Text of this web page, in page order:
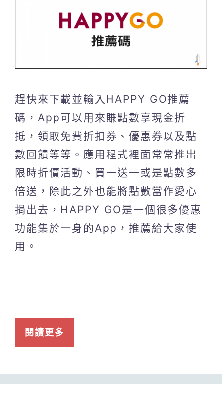
趕快來下載並輸入HAPPY GO推薦
碼，App可以用來賺點數享現金折
抵，領取免費折扣券、優惠券以及點
數回饋等等。應用程式裡面常常推出
限時折價活動、買一送一或是點數多
倍送，除此之外也能將點數當作愛心
捐出去，HAPPY GO是一個很多優惠
功能集於一身的App，推薦給大家使
用。
閱讀更多